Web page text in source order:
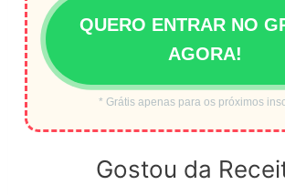
QUERO ENTRAR NO
AGORA!
* Grátis apenas para os próximos
Gostou da